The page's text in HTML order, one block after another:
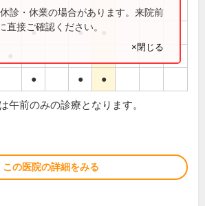
●
● ●
● ● ●
診・休業の場合があります。来院前
直接ご確認ください。
×閉じる
午前のみの診療となります。
この医院の詳細をみる